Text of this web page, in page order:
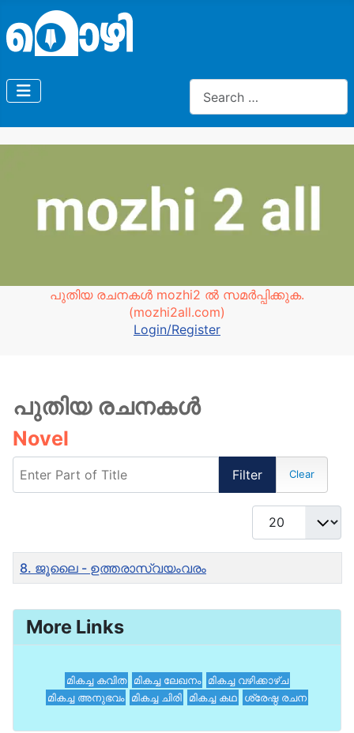
Search
പുതിയ രചനകൾ mozhi2 ൽ സമർപ്പിക്കുക.
(mozhi2all.com)
Login/Register
പുതിയ രചനകൾ
Novel
Filter Clear
Display #
Title
8. ജൂലൈ - ഉത്തരാസ്വയംവരം
More Links
മികച്ച കവിത മികച്ച ലേഖനം
മികച്ച വഴിക്കാഴ്ച
മികച്ച അനുഭവം
മികച്ച ചിരി മികച്ച കഥ ശ്രേഷ്ഠ രചന